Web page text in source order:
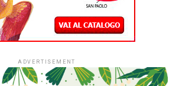
ADVERTISEMENT